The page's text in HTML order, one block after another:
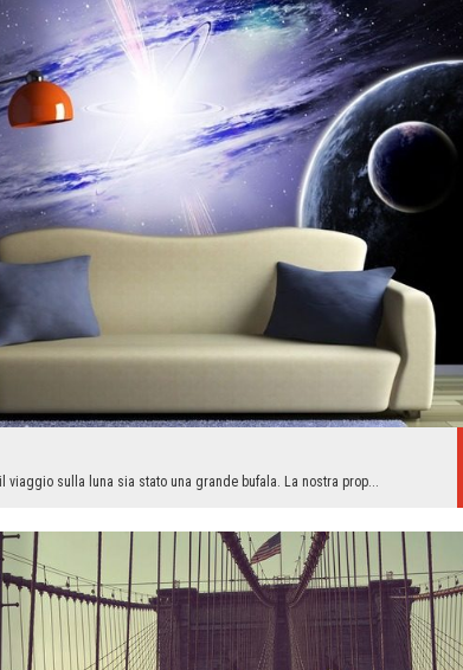
viaggio sulla luna sia stato una grande bufala. La nostra prop...